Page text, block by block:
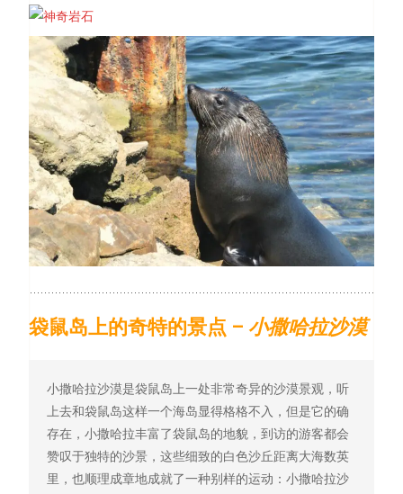
袋鼠岛上的奇特的景点 – 小撒哈拉沙漠
小撒哈拉沙漠是袋鼠岛上一处非常奇异的沙漠景观，听
上去和袋鼠岛这样一个海岛显得格格不入，但是它的确
存在，小撒哈拉丰富了袋鼠岛的地貌，到访的游客都会
赞叹于独特的沙景，这些细致的白色沙丘距离大海数英
里，也顺理成章地成就了一种别样的运动：小撒哈拉沙